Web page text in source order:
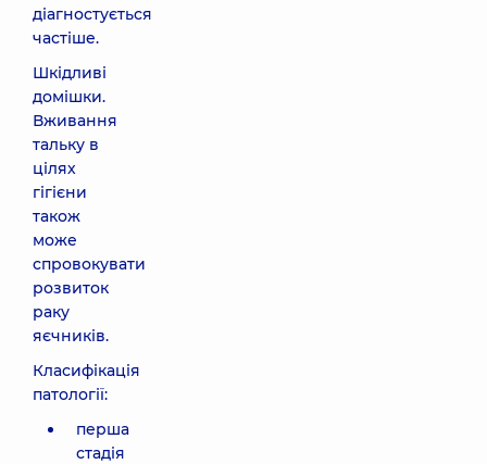
діагностується
частіше.
Шкідливі
домішки.
Вживання
тальку в
цілях
гігієни
також
може
спровокувати
розвиток
раку
яєчників.
Класифікація
патології:
перша
стадія